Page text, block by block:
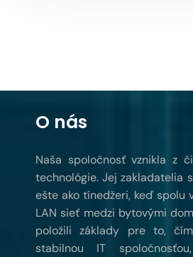
O nás
Naša spoločnosť vznikla z
technológie. Jej zakladatelia
ešte ako tínedžeri, keď spolu
LAN sieť medzi bytovými
položili základy pre to,
stabilnou IT